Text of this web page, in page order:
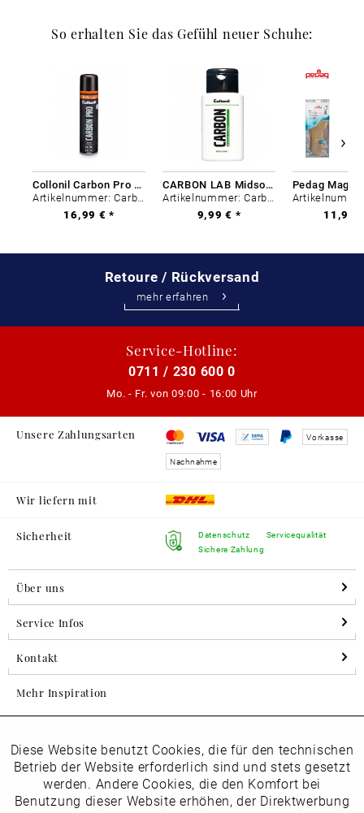
So erhalten Sie das Gefühl neuer Schuhe:
Collonil Carbon Pro 400 ml
Artikelnummer: Carbon-0
16,99 € *
CARBON LAB Midsole Cleaner
Artikelnummer: Carbon-0
9,99 € *
11,99
Retoure / Rückversand
mehr erfahren
Service-Hotline:
0711 / 230 600 0
Mo. - Fr. von 09:00 - 16:00 Uhr
Unsere Zahlungsarten Vorkasse
Nachnahme
Wir liefern mit
Sicherheit
Datenschutz
Sichere Zahlung
Servicequalität
Über uns
Service Infos
Kontakt
Mehr Inspiration
Folgen Sie uns auf Instagram
horsch_schuhe
Funktionale Aktiv
Marketing Inaktiv
Diese Website benutzt Cookies, die für den technischen
Betrieb der Website erforderlich sind und stets gesetzt
werden. Andere Cookies, die den Komfort bei
Benutzung dieser Website erhöhen, der Direktwerbung